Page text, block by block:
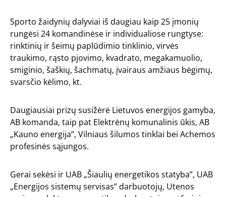
Sporto žaidynių dalyviai iš daugiau kaip 25 įmonių
rungėsi 24 komandinėse ir individualiose rungtyse:
rinktinių ir šeimų paplūdimio tinklinio, virvės
traukimo, rąsto pjovimo, kvadrato, megakamuolio,
smiginio, šaškių, šachmatų, įvairaus amžiaus bėgimų,
svarsčio kėlimo, kt.
Daugiausiai prizų susižėrė Lietuvos energijos gamyba,
AB komanda, taip pat Elektrėnų komunalinis ūkis, AB
„Kauno energija”, Vilniaus šilumos tinklai bei Achemos
profesinės sąjungos.
Gerai sekėsi ir UAB „Šiaulių energetikos statyba”, UAB
„Energijos sistemų servisas” darbuotojų, Utenos